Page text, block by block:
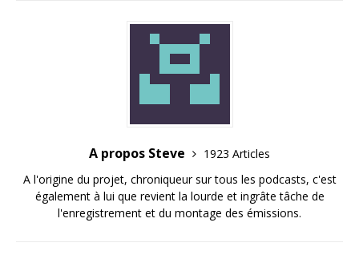
A propos Steve
1923 Articles
A l'origine du projet, chroniqueur sur tous les podcasts, c'est
également à lui que revient la lourde et ingrâte tâche de
l'enregistrement et du montage des émissions.